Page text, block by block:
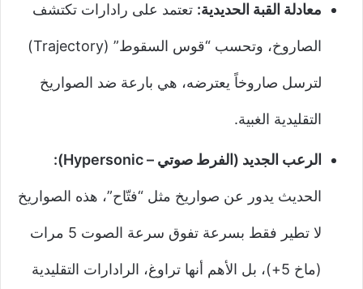
معادلة القبة الحديدية: تعتمد على رادارات تكتشف
الصاروخ، وتحسب “قوس السقوط” (Trajectory)
لترسل صاروخاً يعترضه، هي بارعة ضد الصواريخ
التقليدية الغبية.
الرعب الجديد (الفرط صوتي – Hypersonic):
الحديث يدور عن صواريخ مثل “فتّاح”، هذه الصواريخ
لا تطير فقط بسرعة تفوق سرعة الصوت 5 مرات
(ماخ 5+)، بل الأهم أنها تراوغ، الرادارات التقليدية